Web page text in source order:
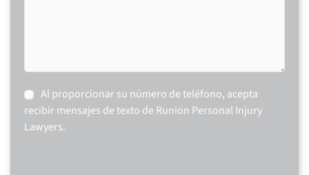
Consent
Al proporcionar su número de teléfono, acepta
recibir mensajes de texto de Runion Personal Injury
Lawyers.